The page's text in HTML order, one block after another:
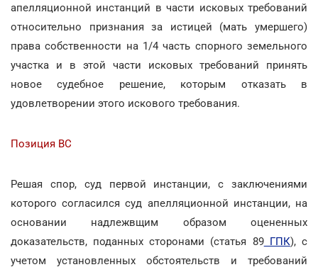
апелляционной инстанций в части исковых требований
относительно признания за истицей (мать умершего)
права собственности на 1/4 часть спорного земельного
участка и в этой части исковых требований принять
новое судебное решение, которым отказать в
удовлетворении этого искового требования.
Позиция ВС
Решая спор, суд первой инстанции, с заключениями
которого согласился суд апелляционной инстанции, на
основании надлежвщим образом оцененных
доказательств, поданных сторонами (статья 89ГПК), с
учетом установленных обстоятельств и требований